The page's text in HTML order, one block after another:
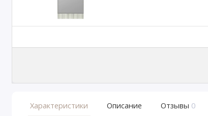
Характеристики Описание Отзывы 0